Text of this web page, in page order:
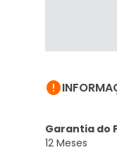

Garantia do
12 Meses